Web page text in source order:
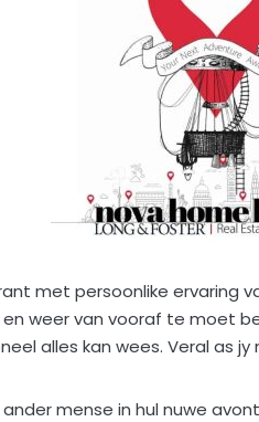
met persoonlike ervaring
weer van vooraf te moet
alles kan wees. Veral as
mense in hul nuwe